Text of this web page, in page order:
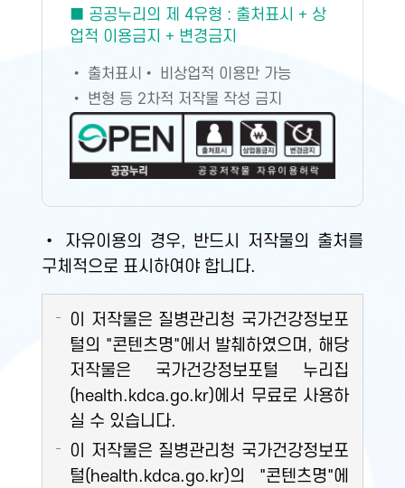
■ 공공누리의 제 4유형 : 출처표시 + 상
업적 이용금지 + 변경금지
• 출처표시 • 비상업적 이용만 가능
• 변형 등 2차적 저작물 작성 금지
• 자유이용의 경우, 반드시 저작물의 출처를
구체적으로 표시하여야 합니다.
이 저작물은 질병관리청 국가건강정보포
털의 "콘텐츠명"에서 발췌하였으며, 해당
저작물은 국가건강정보포털 누리집
(health.kdca.go.kr)에서 무료로 사용하
실 수 있습니다.
이 저작물은 질병관리청 국가건강정보포
털(health.kdca.go.kr)의 "콘텐츠명"에